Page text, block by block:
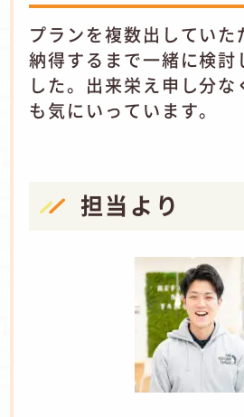
プランを複数出してい
納得するまで一緒に検討
した。出来栄え申し分な
も気にいっています。
担当より